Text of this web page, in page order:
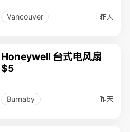
Vancouver 昨天
Honeywell 台式电风扇
$5
Burnaby 昨天